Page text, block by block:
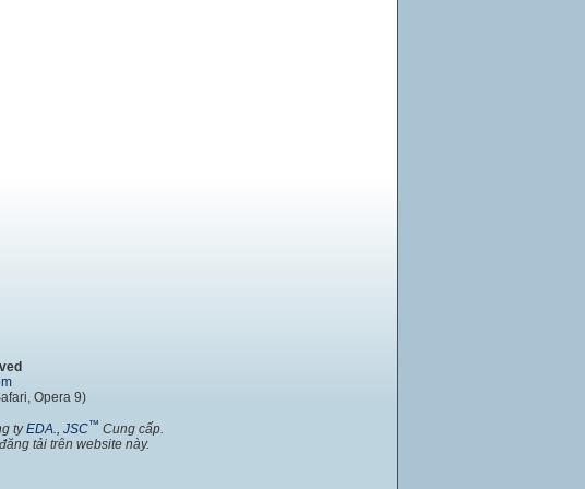
Opera 9)
tyEDA., JSC™ Cung cấp.
tải trên website này.